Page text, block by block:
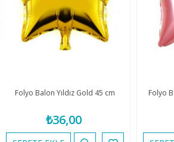
Folyo Balon Yıldız Gold 45 cm
₺36,00
Folyo